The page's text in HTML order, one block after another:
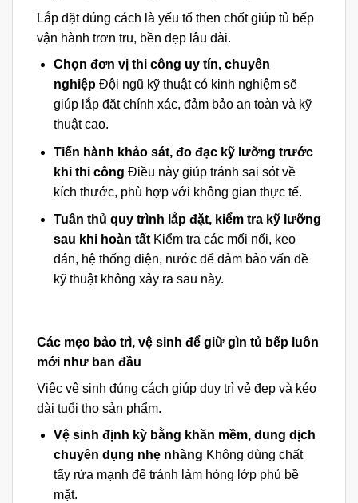
Lắp đặt đúng cách là yếu tố then chốt giúp tủ bếp
vận hành trơn tru, bền đẹp lâu dài.
Chọn đơn vị thi công uy tín, chuyên
nghiệpĐội ngũ kỹ thuật có kinh nghiệm sẽ
giúp lắp đặt chính xác, đảm bảo an toàn và kỹ
thuật cao.
Tiến hành khảo sát, đo đạc kỹ lưỡng trước
khi thi công Điều này giúp tránh sai sót về
kích thước, phù hợp với không gian thực tế.
Tuân thủ quy trình lắp đặt, kiểm tra kỹ lưỡng
sau khi hoàn tấtKiểm tra các mối nối, keo
dán, hệ thống điện, nước để đảm bảo vấn đề
kỹ thuật không xảy ra sau này.
Các mẹo bảo trì, vệ sinh để giữ gìn tủ bếp luôn
mới như ban đầu
Việc vệ sinh đúng cách giúp duy trì vẻ đẹp và kéo
dài tuổi thọ sản phẩm.
Vệ sinh định kỳ bằng khăn mềm, dung dịch
chuyên dụng nhẹ nhàng Không dùng chất
tẩy rửa mạnh để tránh làm hỏng lớp phủ bề
mặt.